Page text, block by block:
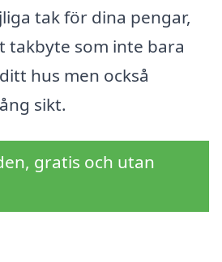
tak för dina pengar,
takbyte som inte bara
hus men också
sikt.
gratis och utan